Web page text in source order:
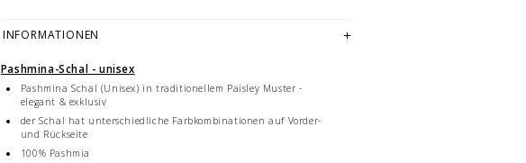
INFORMATIONEN
Pashmina-Schal - unisex
Pashmina Schal (Unisex) in traditionellem Paisley Muster -
elegant & exklusiv
der Schal hat unterschiedliche Farbkombinationen auf Vorder-
und Rückseite
100% Pashmia